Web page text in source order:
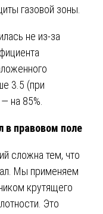
газовой зоны.
не из-за
3.5 (при
на 85%.
в правовом поле
сложна тем, что
Мы применяем
крутящего
Это